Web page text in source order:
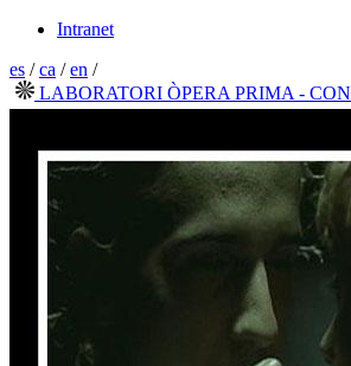
Intranet
es /ca /en /
LABORATORI ÒPERA PRIMA -